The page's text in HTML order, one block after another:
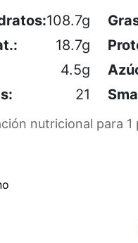
108.7g
18.7g
4.5g
21
nutricional para 1